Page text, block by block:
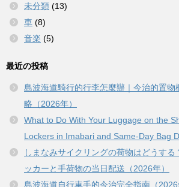
未分類 (13)
車 (8)
音楽 (5)
最近の投稿
島波海道騎行的行李怎麼辦｜今治的置物
略（2026年）
What to Do With Your Luggage on the
Lockers in Imabari and Same-Day Bag
しまなみサイクリングの荷物はどうする
ッカーと手荷物の当日配送（2026年）
島波海道自行車手的今治完全指南（